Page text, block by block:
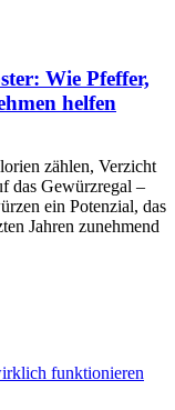
Wie Pfeffer,
helfen
zählen, Verzicht
das Gewürzregal –
ein Potenzial, das
Jahren zunehmend
funktionieren